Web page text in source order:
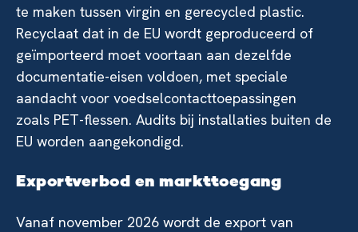
te maken tussen virgin en gerecycled plastic.
Recyclaat dat in de EU wordt geproduceerd of
geïmporteerd moet voortaan aan dezelfde
documentatie-eisen voldoen, met speciale
aandacht voor voedselcontacttoepassingen
zoals PET-flessen. Audits bij installaties buiten de
EU worden aangekondigd.
Exportverbod en markttoegang
Vanaf november 2026 wordt de export van